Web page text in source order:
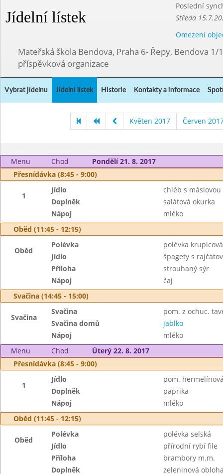
Jídelní lístek
Poslední
Středa
Omezení
Mateřská škola Bendova, Praha 6- Řepy, Bendova 1/
příspěvková organizace
Vybrat jídelnu Jídelní lístek Historie Kontakty a informace
Květen 2017 Červen
Menu Chod
Pondělí 21. 8. 2017
Přesnídávka (8:45 - 9:00)
1
Jídlo
chléb s máslovou
Doplněk
salátová okurka
Nápoj
mléko
Oběd (11:45 - 12:15)
Oběd
Polévka
polévka
Jídlo
špagety s
Příloha
strouhaný sýr
Nápoj
čaj
Svačina (14:45 - 15:00)
Svačina
Svačina
pom. z ochuc.
Svačina domů
jablko
Nápoj
mléko
Menu
Chod
Úterý 22. 8. 2017
Přesnídávka (8:45 - 9:00)
1
Jídlo
pom.
Doplněk
paprika
Nápoj
mléko
Oběd (11:45 - 12:15)
Oběd
Polévka
polévka selská
Jídlo
přírodní rybí file
Příloha
brambory m.m.
Doplněk
zeleninová